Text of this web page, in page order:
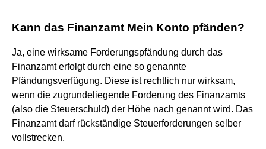
Kann das Finanzamt Mein Konto pfänden?
Ja, eine wirksame Forderungspfändung durch das
Finanzamt erfolgt durch eine so genannte
Pfändungsverfügung. Diese ist rechtlich nur wirksam,
wenn die zugrundeliegende Forderung des Finanzamts
(also die Steuerschuld) der Höhe nach genannt wird. Das
Finanzamt darf rückständige Steuerforderungen selber
vollstrecken.